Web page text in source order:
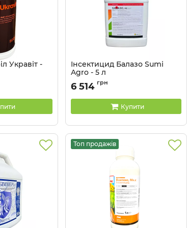
Укравіт -
Інсектицид Балазо Sumі
Agro - 5 л
Артикул: 13022014
6 514 грн
Купити
Топ продажів